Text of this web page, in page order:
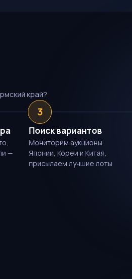
край?
—
3
Поиск вариантов
Мониторим аукционы
Японии, Кореи и Китая,
присылаем лучшие лоты